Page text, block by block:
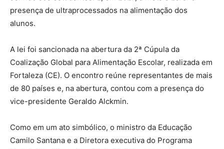
presença de ultraprocessados na alimentação dos
alunos.
A lei foi sancionada na abertura da 2ª Cúpula da
Coalização Global para Alimentação Escolar, realizada em
Fortaleza (CE). O encontro reúne representantes de mais
de 80 países e, na abertura, contou com a presença do
vice-presidente Geraldo Alckmin.
Como em um ato simbólico, o ministro da Educação
Camilo Santana e a Diretora executiva do Programa